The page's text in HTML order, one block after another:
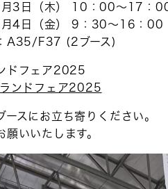
3日（木） 10：00〜17：
4日（金） 9：30〜16：00
A35/F37 (2ブース)
ドフェア2025
ンドフェア2025
ースにお立ち寄りください。
願いいたします。